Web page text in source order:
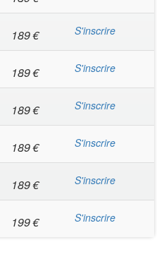
189€ S'inscrire
189€ S'inscrire
189€ S'inscrire
189€ S'inscrire
189€ S'inscrire
199€ S'inscrire